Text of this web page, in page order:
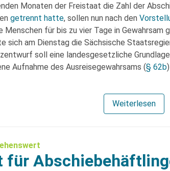
Monaten der Freistaat die Zahl der
getrennt hatte, sollen nun nach den
für bis zu vier Tage in Gewahrsam
sich am Dienstag die Sächsische
soll eine landesgesetzliche
Aufnahme des Ausreisegewahrsams (§ 62b
Weiterlesen
für